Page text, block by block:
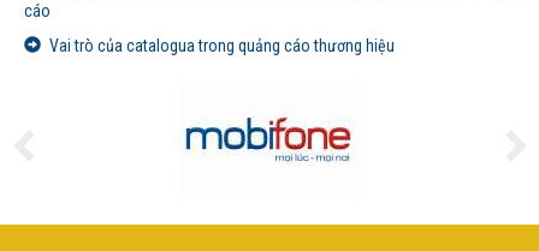
cáo
Vai trò của catalogua trong quảng cáo thương hiệu